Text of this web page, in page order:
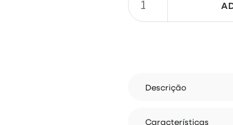
Descrição
Características